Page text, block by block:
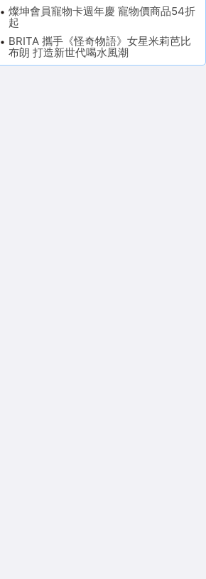
燦坤會員寵物卡週年慶 寵物價商品54折
起
BRITA 攜手《怪奇物語》女星米莉芭比
布朗 打造新世代喝水風潮